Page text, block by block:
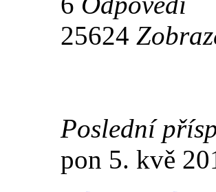
25624
Poslední
pon 5. kvě